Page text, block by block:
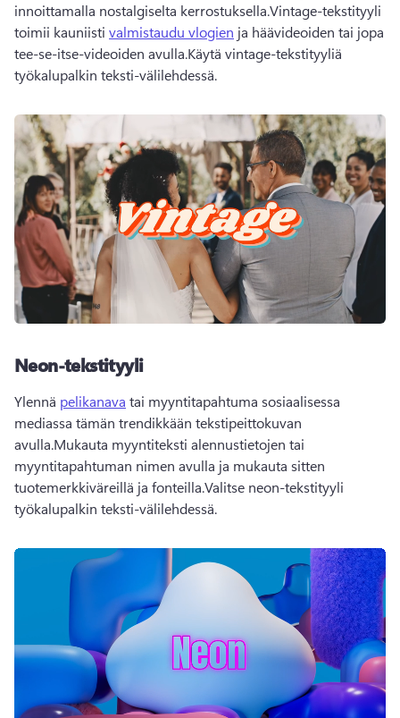
innoittamalla nostalgiselta kerrostuksella.Vintage-tekstityyli
toimii kauniisti valmistaudu vlogien ja häävideoiden tai jopa
tee-se-itse-videoiden avulla.Käytä vintage-tekstityyliä
työkalupalkin teksti-välilehdessä.
Neon-tekstityyli
Ylennä pelikanava tai myyntitapahtuma sosiaalisessa
mediassa tämän trendikkään tekstipeittokuvan
avulla.Mukauta myyntiteksti alennustietojen tai
myyntitapahtuman nimen avulla ja mukauta sitten
tuotemerkkiväreillä ja fonteilla.Valitse neon-tekstityyli
työkalupalkin teksti-välilehdessä.